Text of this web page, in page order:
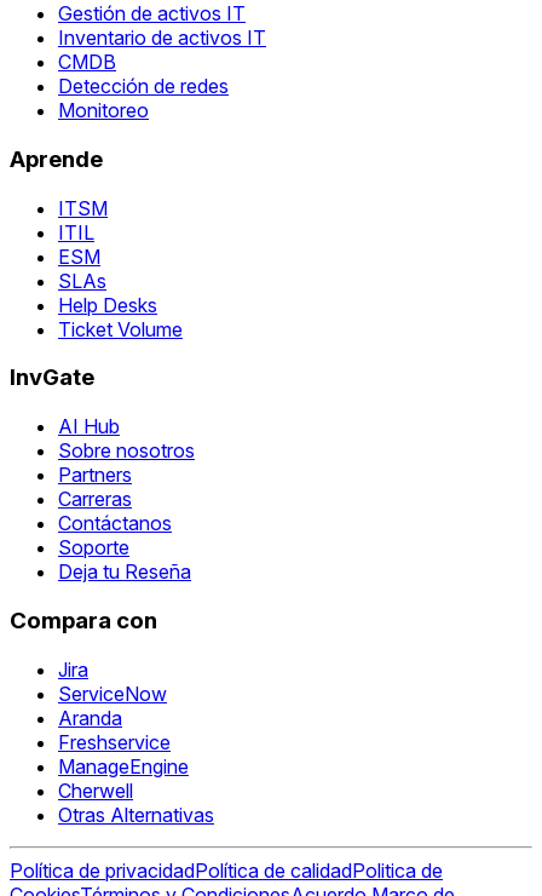
Gestión de activos IT
Inventario de activos IT
CMDB
Detección de redes
Monitoreo
Aprende
ITSM
ITIL
ESM
SLAs
Help Desks
Ticket Volume
InvGate
AI Hub
Sobre nosotros
Partners
Carreras
Contáctanos
Soporte
Deja tu Reseña
Compara con
Jira
ServiceNow
Aranda
Freshservice
ManageEngine
Cherwell
Otras Alternativas
Política de privacidadPolítica de calidadPolitica de